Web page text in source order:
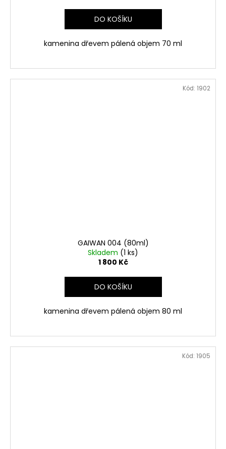
DO KOŠÍKU
kamenina dřevem pálená objem 70 ml
GAIWAN 004 (80ml)
Skladem (1 ks)
1 800 Kč
DO KOŠÍKU
kamenina dřevem pálená objem 80 ml
Kód: 1902
Kód: 1905